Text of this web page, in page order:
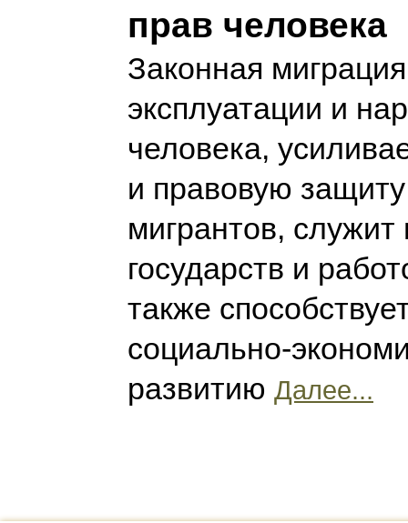
прав человека
Законная
эксплуатации и
человека,
и правовую
мигрантов,
государств и
также
социально-
развитию Далее...